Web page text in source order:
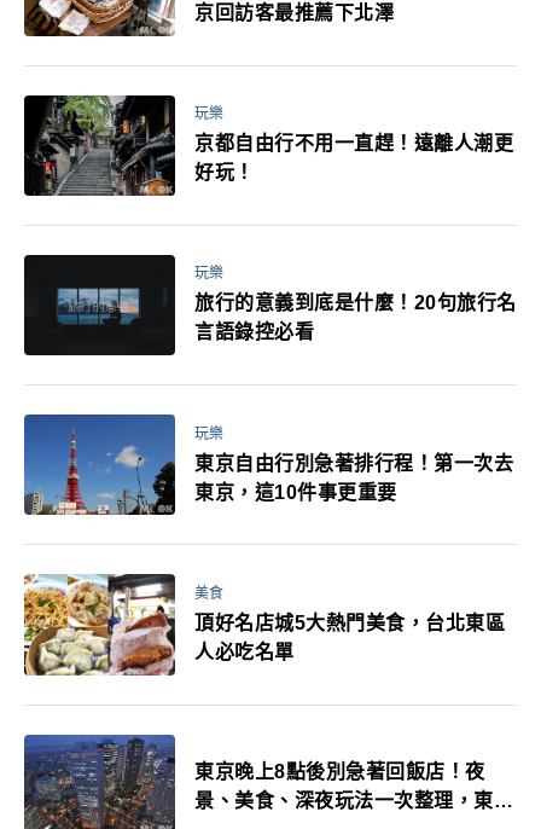
京回訪客最推薦下北澤
玩樂
京都自由行不用一直趕！遠離人潮更
好玩！
玩樂
旅行的意義到底是什麼！20句旅行名
言語錄控必看
玩樂
東京自由行別急著排行程！第一次去
東京，這10件事更重要
美食
頂好名店城5大熱門美食，台北東區
人必吃名單
東京晚上8點後別急著回飯店！夜
景、美食、深夜玩法一次整理，東京